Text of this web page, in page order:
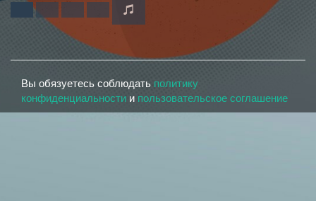
Вы обязуетесь соблюдать политику
конфиденциальности и пользовательское соглашение